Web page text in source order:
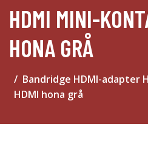
HDMI MINI-
HONA GRÅ
Bandridge HDMI-adapter
HDMI hona grå